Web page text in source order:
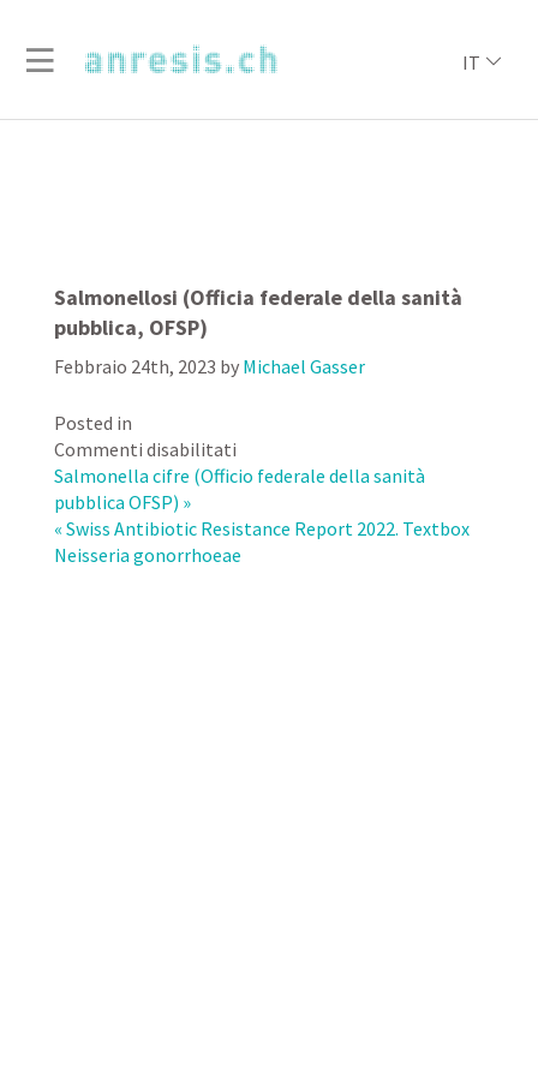
IT
Salmonellosi (Officia federale della sanità
pubblica, OFSP)
Febbraio 24th, 2023 by Michael Gasser
Posted in
Commenti disabilitatisu
Salmonellosi
federale
della
Salmonella cifre (Officio federale della sanità
pubblica OFSP) »
« Swiss Antibiotic Resistance Report 2022. Textbox
Neisseria gonorrhoeae